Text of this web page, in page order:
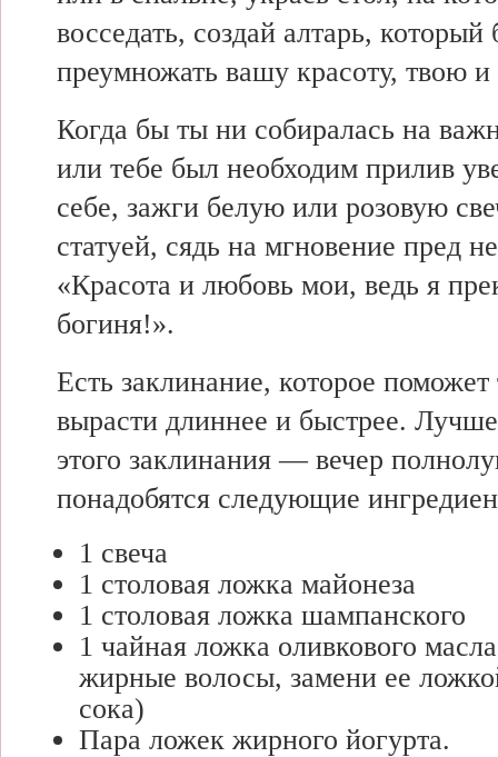
восседать, создай алтарь, который
преумножать вашу красоту, твою
Когда бы ты ни собиралась на
или тебе был необходим прилив
себе, зажги белую или розовую
статуей, сядь на мгновение пред
«Красота и любовь мои, ведь я
богиня!».
Есть заклинание, которое
вырасти длиннее и быстрее.
этого заклинания — вечер
понадобятся следующие
1 свеча
1 столовая ложка майонеза
1 столовая ложка шампанского
1 чайная ложка оливкового
жирные волосы, замени ее
сока)
Пара ложек жирного йогурта.